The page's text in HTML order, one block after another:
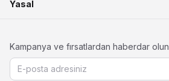
Yasal
Kampanya ve fırsatlardan haberdar olun